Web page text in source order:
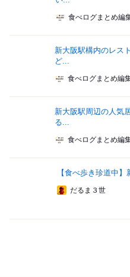
食べログまとめ編
新大阪駅構内のレス
ど...
食べログまとめ編
新大阪駅周辺の人気
る...
食べログまとめ編
【食べ歩き珍道中】
だるま３世